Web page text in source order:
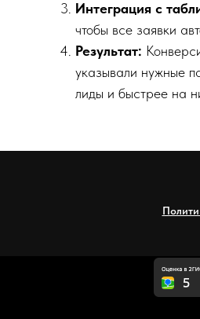
Интеграция с
чтобы все заявки
Результат:
указывали нужные
лиды и быстрее на